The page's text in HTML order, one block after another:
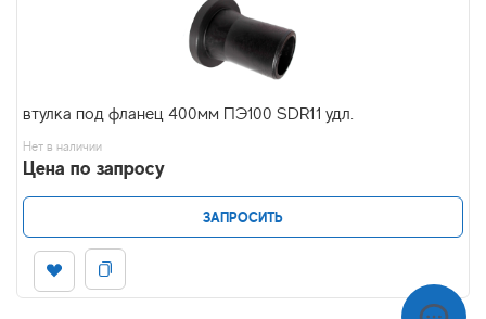
втулка под фланец 400мм ПЭ100 SDR11 удл.
Нет в наличии
Цена по запросу
ЗАПРОСИТЬ